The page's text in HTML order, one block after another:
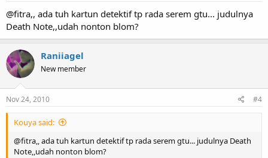
@fitra,, ada tuh kartun detektif tp rada serem gtu... judulnya
Death Note,,udah nonton blom?
Raniiagel
New member
Nov 24, 2010 #4
Kouya said:
@fitra,, ada tuh kartun detektif tp rada serem gtu... judulnya Death
Note,,udah nonton blom?